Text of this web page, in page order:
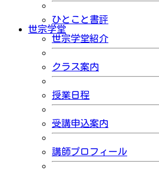
ひとこと書評
世宗学堂
世宗学堂紹介
クラス案内
授業日程
受講申込案内
講師プロフィール